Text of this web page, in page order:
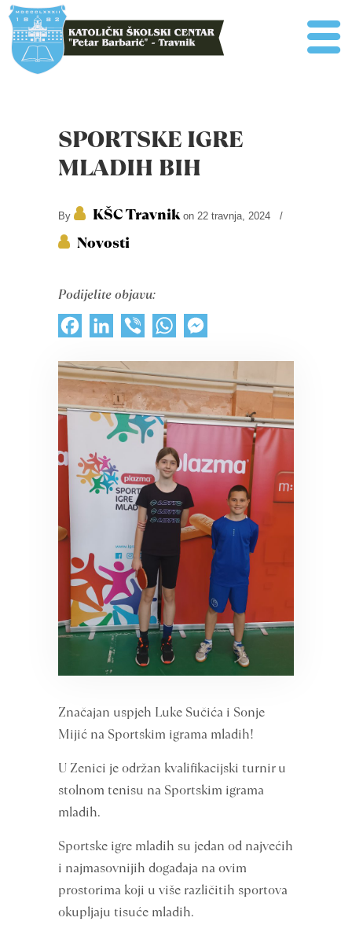
SPORTSKE IGRE
MLADIH BIH
By KŠC Travnikon 22 travnja, 2024 /
Novosti
Podijelite objavu:
FacebookLinkedInViber WhatsApp
Značajan uspjeh Luke Sučića i Sonje
Mijić na Sportskim igrama mladih!
U Zenici je održan kvalifikacijski turnir u
stolnom tenisu na Sportskim igrama
mladih.
Sportske igre mladih su jedan od najvećih
i najmasovnijih događaja na ovim
prostorima koji u više različitih sportova
okupljaju tisuće mladih.